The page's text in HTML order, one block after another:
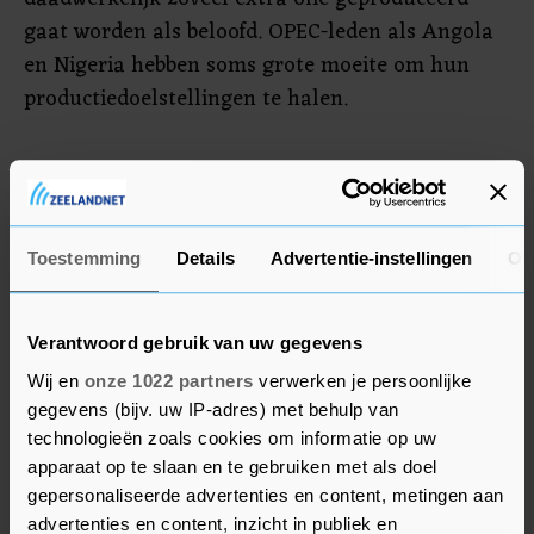
Toestemming Details Advertentie-instellingen
Verantwoord gebruik van uw gegevens
Wij en onze 1022 partners verwerken je persoonlijke
gegevens (bijv. uw IP-adres) met behulp van
technologieën zoals cookies om informatie op uw
apparaat op te slaan en te gebruiken met als doel
gepersonaliseerde advertenties en content, metingen aan
advertenties en content, inzicht in publiek en
gaat worden als beloofd. OPEC-leden als Angola
en Nigeria hebben soms grote moeite om hun
productiedoelstellingen te halen.
Omikron
De OPEC en bondgenoten rekenen er wel op dat
ze met hun oliewinning komende tijd aan de
toenemende mondiale vraag naar olie kunnen
aanbodoverschot, al pakt dat overschot volgens
de laatste inschatting minder ruim uit dan
eerder aangenomen.
Toch is de keuze om door te gaan met het verder
opvoeren van de olieproductie ook niet zonder